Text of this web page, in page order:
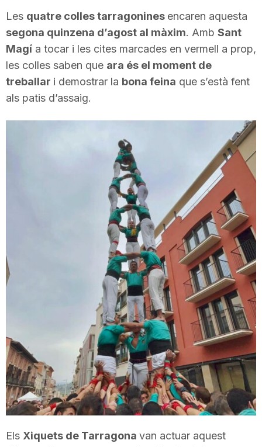
u
t
a
r
a
Les quatre colles tarragonines encaren aquesta
segona quinzena d’agost al màxim. Amb Sant
Magí a tocar i les cites marcades en vermell a prop,
les colles saben que ara és el moment de
treballar i demostrar la bona feina que s’està fent
als patis d’assaig.
Els Xiquets de Tarragona van actuar aquest